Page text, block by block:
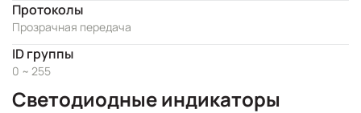
Протоколы
Прозрачная передача
ID группы
0 ~ 255
Светодиодные индикаторы